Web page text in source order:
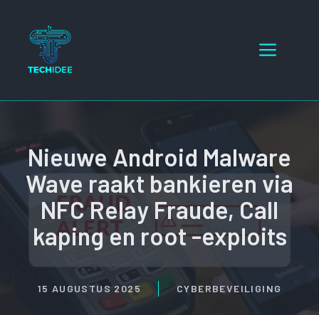
inhoud
Menu
Nieuwe Android Malware
Wave raakt bankieren via
NFC Relay Fraude, Call
kaping en root -exploits
15 AUGUSTUS 2025 CYBERBEVEILIGING